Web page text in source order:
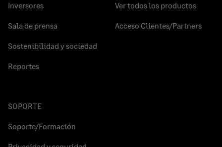
Inversores
Sala de prensa
Sostenibilidad y sociedad
Reportes
Ver todos los productos
Acceso Clientes/Partners
SOPORTE
Soporte/Formación